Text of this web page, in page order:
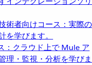
術者向けコース：実際の
学びます。
：クラウド上で Mule ア
理・監視・分析を学びま